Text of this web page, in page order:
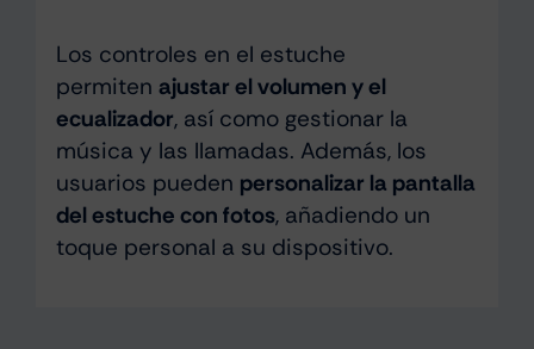
Los controles en el estuche
permiten ajustar el volumen y el
ecualizador, así como gestionar la
música y las llamadas. Además, los
usuarios pueden personalizar la pantalla
del estuche con fotos, añadiendo un
toque personal a su dispositivo.